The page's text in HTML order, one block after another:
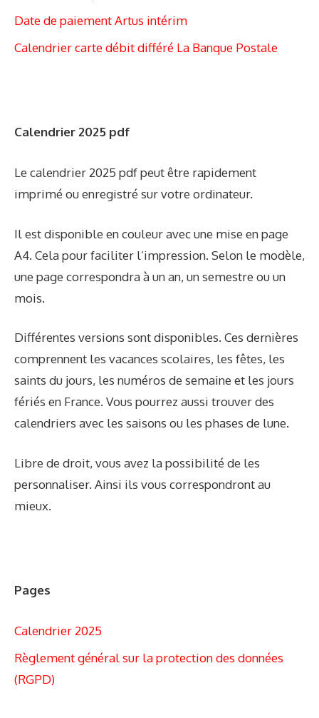
Date de paiement Artus intérim
Calendrier carte débit différé La Banque Postale
Calendrier 2025 pdf
Le calendrier 2025 pdf peut être rapidement
imprimé ou enregistré sur votre ordinateur.
Il est disponible en couleur avec une mise en page
A4. Cela pour faciliter l’impression. Selon le modèle,
une page correspondra à un an, un semestre ou un
mois.
Différentes versions sont disponibles. Ces dernières
comprennent les vacances scolaires, les fêtes, les
saints du jours, les numéros de semaine et les jours
fériés en France. Vous pourrez aussi trouver des
calendriers avec les saisons ou les phases de lune.
Libre de droit, vous avez la possibilité de les
personnaliser. Ainsi ils vous correspondront au
mieux.
Pages
Calendrier 2025
Règlement général sur la protection des données
(RGPD)